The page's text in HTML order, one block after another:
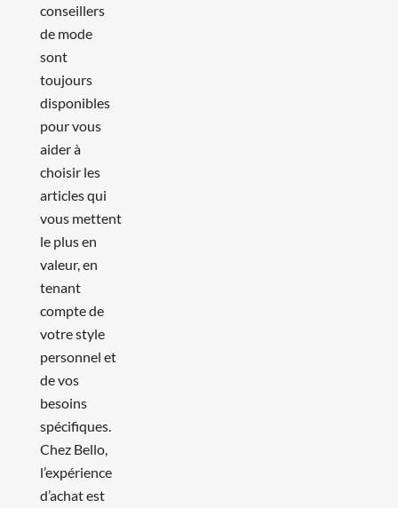
conseillers
de mode
sont
toujours
disponibles
pour vous
aider à
choisir les
articles qui
vous mettent
le plus en
valeur, en
tenant
compte de
votre style
personnel et
de vos
besoins
spécifiques.
Chez Bello,
l’expérience
d’achat est